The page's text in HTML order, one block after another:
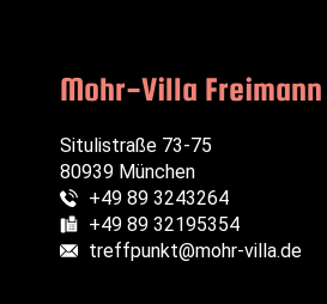
Mohr-Villa Freimann
Situlistraße 73-75
80939 München
Telefon:
+49 89 3243264
Fax:
+49 89 32195354
E-Mail:
treffpunkt@mohr-villa.de